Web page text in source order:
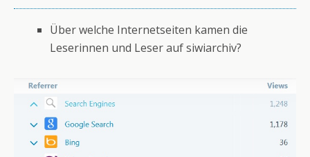
Über welche Internetseiten kamen die
Leserinnen und Leser auf siwiarchiv?